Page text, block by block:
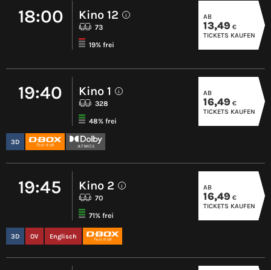
18:00 Kino 12 i
73
19% frei
AB
13,49 €
TICKETS KAUFEN
19:40 Kino 1 i
328
48% frei
3D
AB
16,49 €
TICKETS KAUFEN
19:45 Kino 2 i
70
71% frei
3D OV Englisch
AB
16,49 €
TICKETS KAUFEN